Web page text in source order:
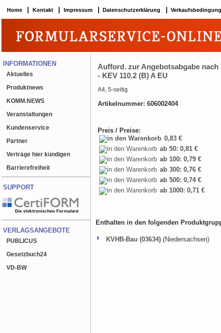
Home Kontakt Impressum Datenschutzerklärung
INFORMATIONEN
Aktuelles
Produktnews
KOMM.NEWS
Veranstaltungen
Kundenservice
Partner
Verträge hier kündigen
Barrierefreiheit
SUPPORT
VERLAGSANGEBOTE
PUBLICUS
Gesetzbuch24
VD-BW
Aufford. zur Angebotsabgabe
- KEV 110.2 (B) A EU
A4, 5-seitig
Artikelnummer: 606002404
Preis / Preise:
0,83 €
ab 50: 0,81 €
ab 100: 0,79 €
ab 300: 0,76 €
ab 500: 0,74 €
ab 1000: 0,71 €
Enthalten in den folgenden
KVHB-Bau (03634) (Niedersachsen)